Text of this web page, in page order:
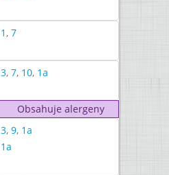
1, 7
3, 7, 10, 1a
Obsahuje alergeny
3, 9, 1a
1a